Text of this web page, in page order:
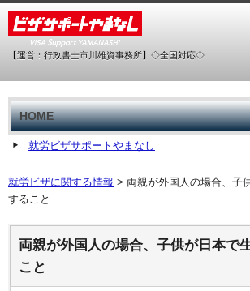
【運営：行政書士市川雄資事務所】◇全国対応◇
HOME
就労ビザサポートやまなし
就労ビザに関する情報 > 両親が外国人の場合、子
すること
両親が外国人の場合、子供が日本で
こと